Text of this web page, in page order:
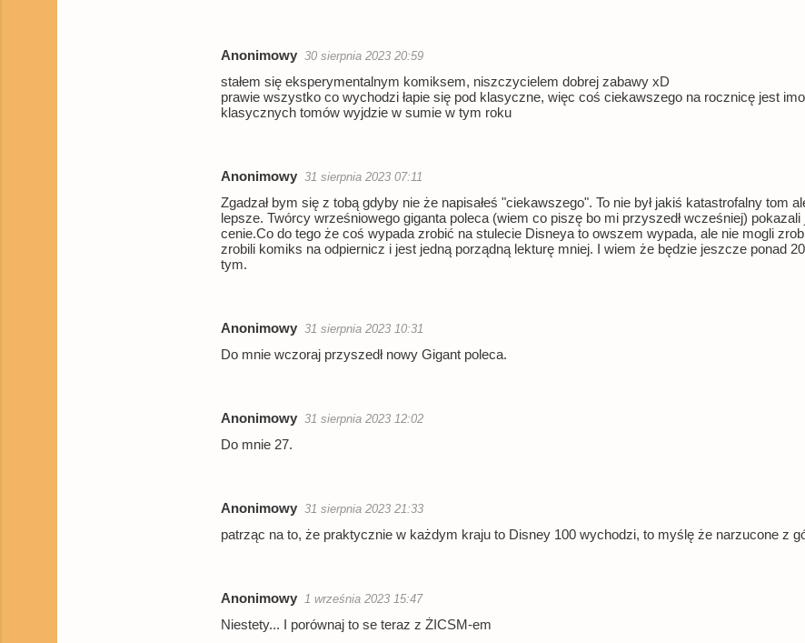
Anonimowy 30 sierpnia 2023 20:59
stałem się eksperymentalnym komiksem, niszczycielem dobrej zabawy xD
prawie wszystko co wychodzi łapie się pod klasyczne, więc coś ciekawszego na rocznicę jest
klasycznych tomów wyjdzie w sumie w tym roku
Anonimowy 31 sierpnia 2023 07:11
Zgadzał bym się z tobą gdyby nie że napisałeś "ciekawszego". To nie był jakiś katastrofalny tom
lepsze. Twórcy wrześniowego giganta poleca (wiem co piszę bo mi przyszedł wcześniej)
cenie.Co do tego że coś wypada zrobić na stulecie Disneya to owszem wypada, ale nie mogli
zrobili komiks na odpiernicz i jest jedną porządną lekturę mniej. I wiem że będzie jeszcze ponad
tym.
Anonimowy 31 sierpnia 2023 10:31
Do mnie wczoraj przyszedł nowy Gigant poleca.
Anonimowy 31 sierpnia 2023 12:02
Do mnie 27.
Anonimowy 31 sierpnia 2023 21:33
patrząc na to, że praktycznie w każdym kraju to Disney 100 wychodzi, to myślę że narzucone z
Anonimowy 1 września 2023 15:47
Niestety... I porównaj to se teraz z ŻICSM-em